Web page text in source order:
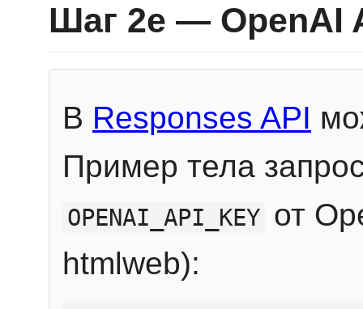
Шаг 2e — OpenAI
В Responses API
Пример тела
OPENAI_API_KEY от
htmlweb):